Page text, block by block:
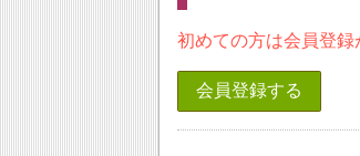
初めての方は会員登録
会員登録する